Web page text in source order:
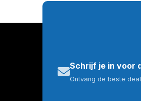
Schrijf je in voor
Ontvang de beste